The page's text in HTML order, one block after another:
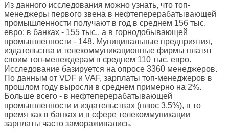
Из данного исследования можно узнать, что топ-
менеджеры первого звена в нефтеперерабатывающей
промышленности получают в год в среднем 156 тыс.
евро; в банках - 155 тыс., а в горнодобывающей
промышленности - 148. Муниципальные предприятия,
издательства и телекоммуникационные фирмы платят
своим топ-менеждерам в среднем 110 тыс. евро.
Исследование базируется на опросе 3360 менеджеров.
По данным от VDF и VAF, зарплаты топ-менеджеров в
прошлом году выросли в среднем примерно на 2%.
Больше всего - в нефтеперерабатывающей
промышленности и издательствах (плюс 3,5%), в то
время как в банках и в сфере телекоммуникации
зарплаты часто замораживались.